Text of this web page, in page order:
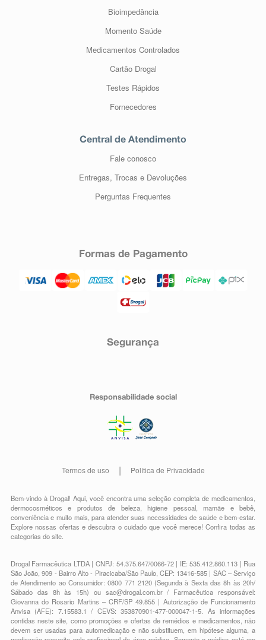
Bioimpedância
Momento Saúde
Medicamentos Controlados
Cartão Drogal
Testes Rápidos
Fornecedores
Central de Atendimento
Fale conosco
Entregas, Trocas e Devoluções
Perguntas Frequentes
Formas de Pagamento
Segurança
Responsabilidade social
Termos de uso Política de Privacidade
Bem-vindo à Drogal! Aqui, você encontra uma seleção completa demedicamentos
dermocosméticos e produtos de beleza,higiene pessoal,mamãe e bebê
conveniênciae muito mais, para atender suas necessidades de saúde e bem-estar.
Explore nossas ofertas e descubra o cuidado que você merece!Confira todas as
categorias do site.
Drogal Farmacêutica LTDA | CNPJ: 54.375.647/0066-72 | IE: 535.412.860.113 | Rua
São João, 909 - Bairro Alto - Piracicaba/São Paulo, CEP: 13416-585 | SAC – Serviço
de Atendimento ao Consumidor: 0800 771 2120 (Segunda à Sexta das 8h às 20h/
Sábado das 8h às 15h) ou sac@drogal.com.br/ Farmacêutica responsável:
Giovanna do Rosario Martins – CRF/SP 49.855 | Autorização de Funcionamento
Anvisa (AFE): 7.15583.1 / CEVS: 353870901-477-000047-1-5. As informações
contidas neste site, como promoções e ofertas de remédios e medicamentos, não
devem ser usadas para automedicação e não substituem, em hipótese alguma, a